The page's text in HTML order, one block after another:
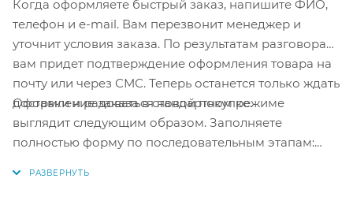
Когда оформляете быстрый заказ, напишите ФИО,
телефон и e-mail. Вам перезвонит менеджер и
уточнит условия заказа. По результатам разговора
вам придет подтверждение оформления товара на
почту или через СМС. Теперь останется только ждать
доставки и радоваться новой покупке.
Оформление заказа в стандартном режиме
выглядит следующим образом. Заполняете
полностью форму по последовательным этапам: